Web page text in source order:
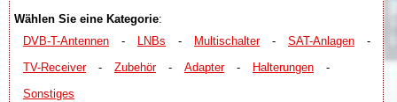
Wählen Sie eine Kategorie:
DVB-T-Antennen
- LNBs - Multischalter - SAT-Anlagen
-
TV-Receiver
- Zubehör - Adapter - Halterungen
-
Sonstiges